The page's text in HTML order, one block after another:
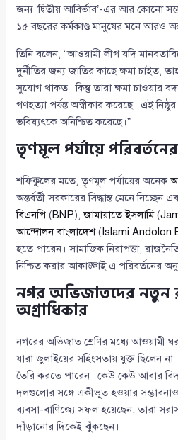
জন্য ‘দ্বিতীয় আবির্ভাব’-এর আর কোনো
১৫ বছরের কর্মকাণ্ড মানুষের মনে আরও
তিনি বলেন, “আওয়ামী লীগ যদি
দুর্নীতির জন্য জাতির কাছে ক্ষমা চাইত,
সুযোগ থাকত। কিন্তু তারা ক্ষমা চাওয়ার
গণহত্যা পর্যন্ত অস্বীকার করেছে। এই
ভবিষ্যৎকে অনিশ্চিত করেছে।”
তৃণমূল পর্যায়ে
শফিকুলের মতে, তৃণমূল পর্যায়ের অনেক
অন্তর্বর্তী সরকারের সিদ্ধান্ত মেনে
বিএনপি (BNP),জামায়াতে ইসলামি(
আন্দোলন বাংলাদেশ( Islami Andolon
হতে পারেন। সামাজিক নিরাপত্তা,
নিশ্চিত করার আকাঙ্ক্ষাই এ পরিবর্তনের
নগর অভিজাতদের নতুন
অগ্রাধিকার
নগরের অভিজাত শ্রেণির মধ্যে আওয়ামী
যারা জুলাইয়ের সহিংসতায় যুক্ত ছিলেন
তৈরি করতে পারেন। কেউ কেউ আবার
দলগুলোর সঙ্গে একীভূত হওয়ার সম্ভাবনাও
ব্যবসা-বাণিজ্যে সফল হয়েছেন, তারা
দাঁড়ানোর দিকেই ঝুঁকছেন।